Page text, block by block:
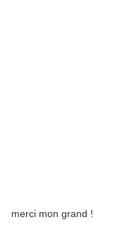
merci mon grand !